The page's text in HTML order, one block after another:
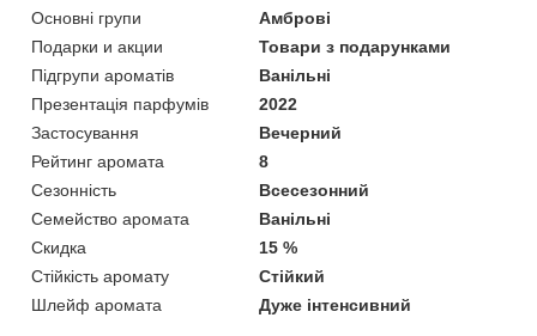
Основні групи
Амброві
Подарки и акции
Товари з подарунками
Підгрупи ароматів
Ванільні
Презентація парфумів
2022
Застосування
Вечерний
Рейтинг аромата
8
Сезонність
Всесезонний
Семейство аромата
Ванільні
Скидка
15 %
Стійкість аромату
Стійкий
Шлейф аромата
Дуже інтенсивний